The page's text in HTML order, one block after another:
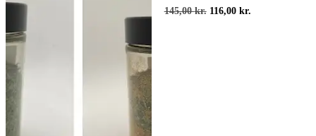
145,00kr. Den
116,00 kr.